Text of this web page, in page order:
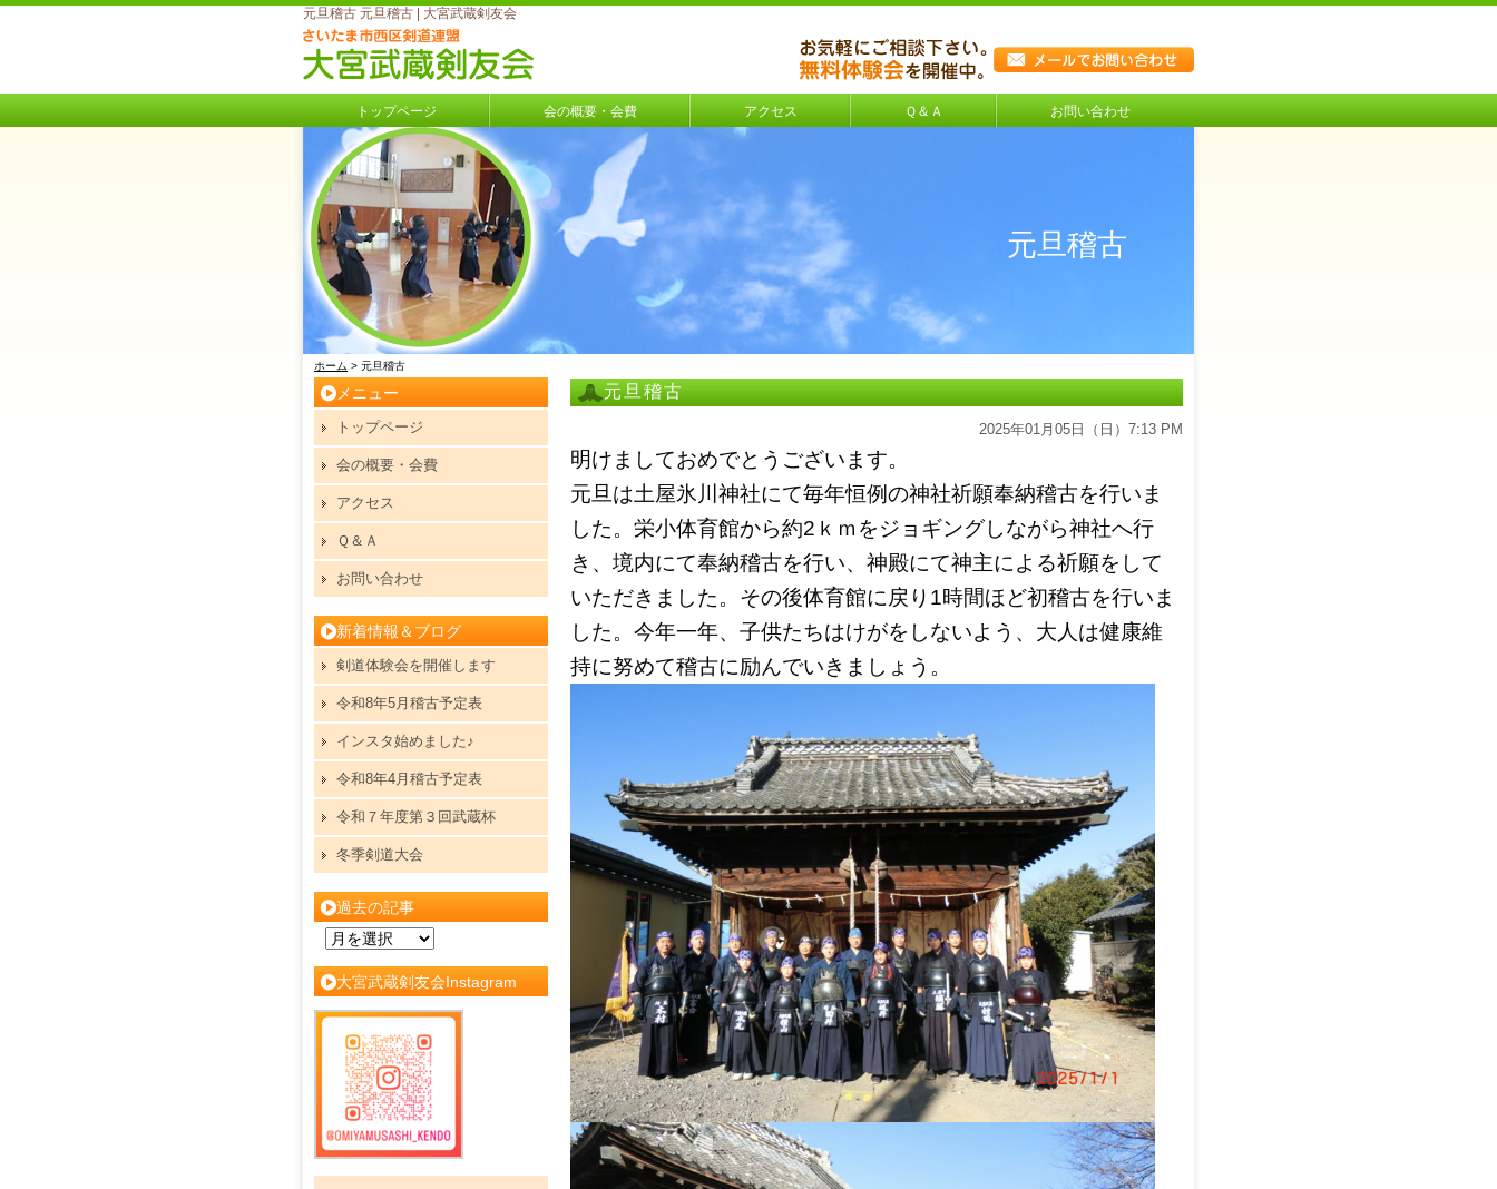
元旦稽古 元旦稽古 | 大宮武蔵剣友会
トップページ 会の概要・会費 アクセス Ｑ＆Ａ お問い合わせ
元旦稽古
ホーム > 元旦稽古
元旦稽古
2025年01月05日（日）7:13 PM
明けましておめでとうございます。
元旦は土屋氷川神社にて毎年恒例の神社祈願奉納稽古を行いま
した。栄小体育館から約2ｋｍをジョギングしながら神社へ行
き、境内にて奉納稽古を行い、神殿にて神主による祈願をして
いただきました。その後体育館に戻り1時間ほど初稽古を行いま
した。今年一年、子供たちはけがをしないよう、大人は健康維
持に努めて稽古に励んでいきましょう。
メニュー
トップページ
会の概要・会費
アクセス
Ｑ＆Ａ
お問い合わせ
新着情報＆ブログ
剣道体験会を開催します
令和8年5月稽古予定表
インスタ始めました♪
令和8年4月稽古予定表
令和７年度第３回武蔵杯
冬季剣道大会
過去の記事
の
記
大宮武蔵剣友会Instagram